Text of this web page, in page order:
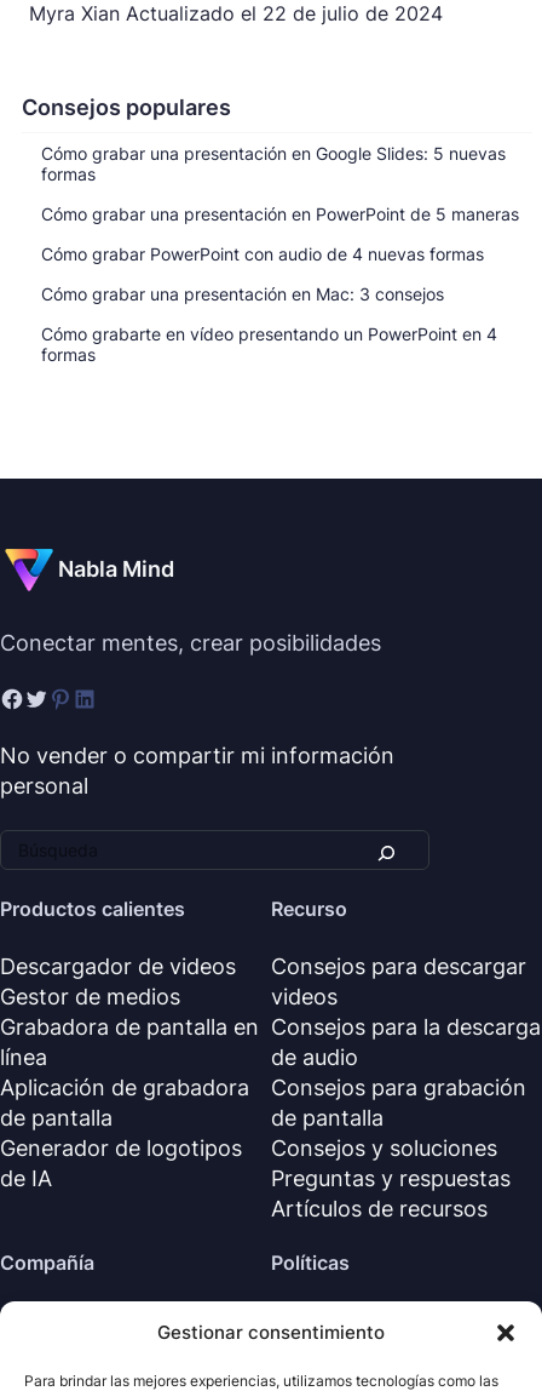
Gestionar consentimiento
Para brindar las mejores experiencias, utilizamos tecnologías como las
Consejos populares
Cómo grabar una presentación en Google Slides: 5 nuevas
formas
Cómo grabar una presentación en PowerPoint de 5 maneras
Cómo grabar PowerPoint con audio de 4 nuevas formas
Cómo grabar una presentación en Mac: 3 consejos
Cómo grabarte en vídeo presentando un PowerPoint en 4
formas
Myra Xian Actualizado el 22 de julio de 2024
Nabla Mind
Conectar mentes, crear posibilidades
No vender o compartir mi información
personal
Productos calientes
Descargador de videos
Gestor de medios
Grabadora de pantalla en
línea
Aplicación de grabadora
de pantalla
Generador de logotipos
de IA
Recurso
Consejos para descargar
videos
Consejos para la descarga
de audio
Consejos para grabación
de pantalla
Consejos y soluciones
Preguntas y respuestas
Artículos de recursos
Compañía
Sobre nosotros
Centro de soporte
Políticas
Política de reembolso
Acuerdo de licencia (EN)